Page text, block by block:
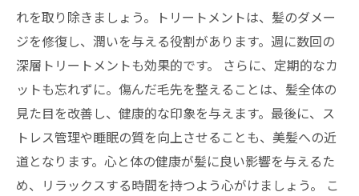
れを取り除きましょう。トリートメントは、髪のダメー
ジを修復し、潤いを与える役割があります。週に数回の
深層トリートメントも効果的です。 さらに、定期的なカ
ットも忘れずに。傷んだ毛先を整えることは、髪全体の
見た目を改善し、健康的な印象を与えます。最後に、ス
トレス管理や睡眠の質を向上させることも、美髪への近
道となります。心と体の健康が髪に良い影響を与えるた
め、リラックスする時間を持つよう心がけましょう。 こ